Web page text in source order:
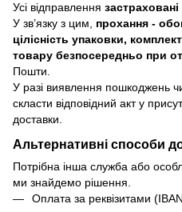
Усі відправлення
У зв’язку з цим, прохання -
цілісність упаковки,
товару безпосередньо при
Пошти.
У разі виявлення пошкоджень
скласти відповідний акт у
доставки.
Альтернативні способи
Потрібна інша служба або
ми знайдемо рішення.
Оплата за реквізитами